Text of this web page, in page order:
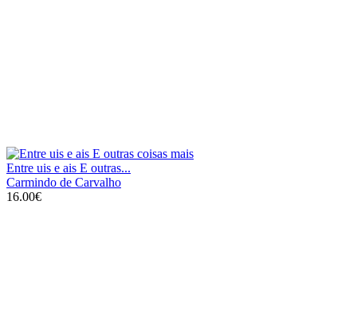
Entre uis e ais E outras...
Carmindo de Carvalho
16.00€